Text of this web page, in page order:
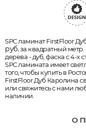
SPC ламинат FirstFloor
руб.за квадратный
дерева - дуб, фаска с 4-х
SPC ламината имеет
того, чтобы купить в
FirstFloor Дуб Каролина
или свяжитесь с нами
наличии.
О